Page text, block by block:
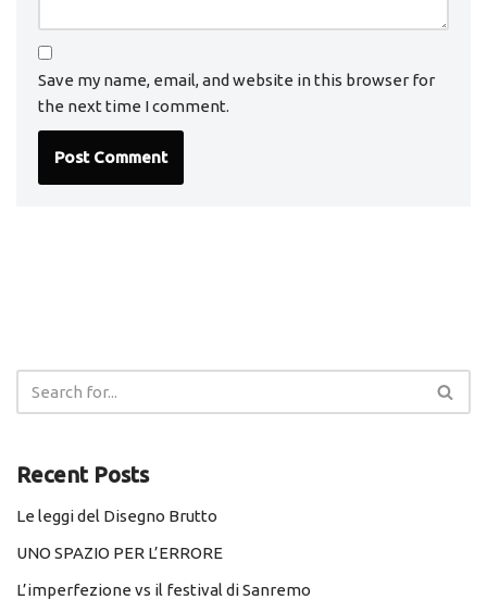
Save my name, email, and website in this browser for
the next time I comment.
Recent Posts
Le leggi del Disegno Brutto
UNO SPAZIO PER L’ERRORE
L’imperfezione vs il festival di Sanremo